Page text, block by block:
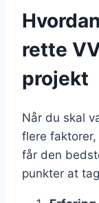
rette
projekt
Når du skal
flere
får den
punkter at